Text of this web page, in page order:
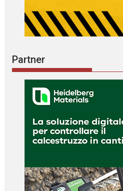
Partner